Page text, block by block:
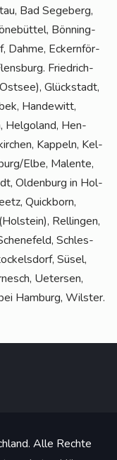
Bad Sege­berg,
Bön­ning­
Dah­me, Eckern­för­
Fried­rich­
Glück­stadt,
Han­de­witt,
Hel­go­land, Hen­
Kap­peln, Kel­
Elbe, Malen­te,
Olden­burg in Hol­
Quick­born,
Rel­lin­gen,
Schles­
Süsel,
Ueter­sen,
Ham­burg, Wilster.
Alle Rechte